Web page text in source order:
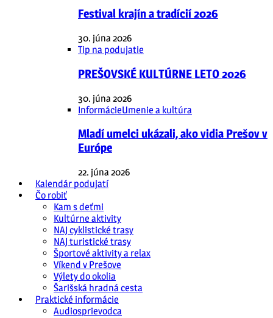
Festival krajín a tradícií 2026
30. júna 2026
Tip na podujatie
PREŠOVSKÉ KULTÚRNE LETO 2026
30. júna 2026
InformácieUmenie a kultúra
Mladí umelci ukázali, ako vidia Prešov v
Európe
22. júna 2026
Kalendár podujatí
Čo robiť
Kam s deťmi
Kultúrne aktivity
NAJ cyklistické trasy
NAJ turistické trasy
Športové aktivity a relax
Víkend v Prešove
Výlety do okolia
Šarišská hradná cesta
Praktické informácie
Audiosprievodca